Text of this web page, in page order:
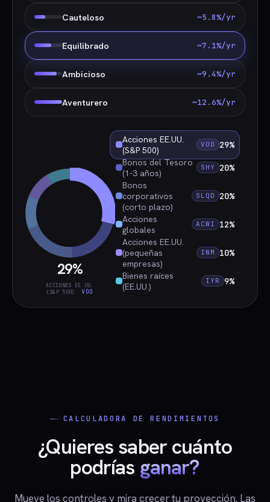
Cauteloso ~5.8%/yr
Equilibrado ~7.1%/yr
Ambicioso ~9.4%/yr
Aventurero ~12.6%/yr
29%
ACCIONES EE.UU.
(S&P 500)
VOO
Acciones EE.UU.
(S&P 500)
VOO
29%
Bonos del Tesoro
(1-3 años)
SHY
20%
Bonos
corporativos
(corto plazo)
SLQD 20%
Acciones
globales
ACWI
12%
Acciones EE.UU.
(pequeñas
empresas)
IWM 10%
Bienes raíces
(EE.UU.)
IYR 9%
CALCULADORA DE RENDIMIENTOS
¿Quieres saber cuánto
podrías ganar?
Mueve los controles y mira crecer tu proyección. Las